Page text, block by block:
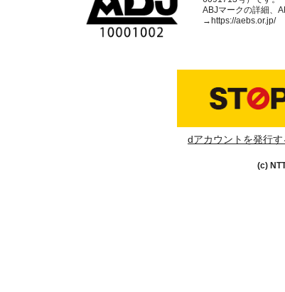
ABJマークの詳細、
→ https://aebs.or.jp/
dアカウントを発行す
(c)